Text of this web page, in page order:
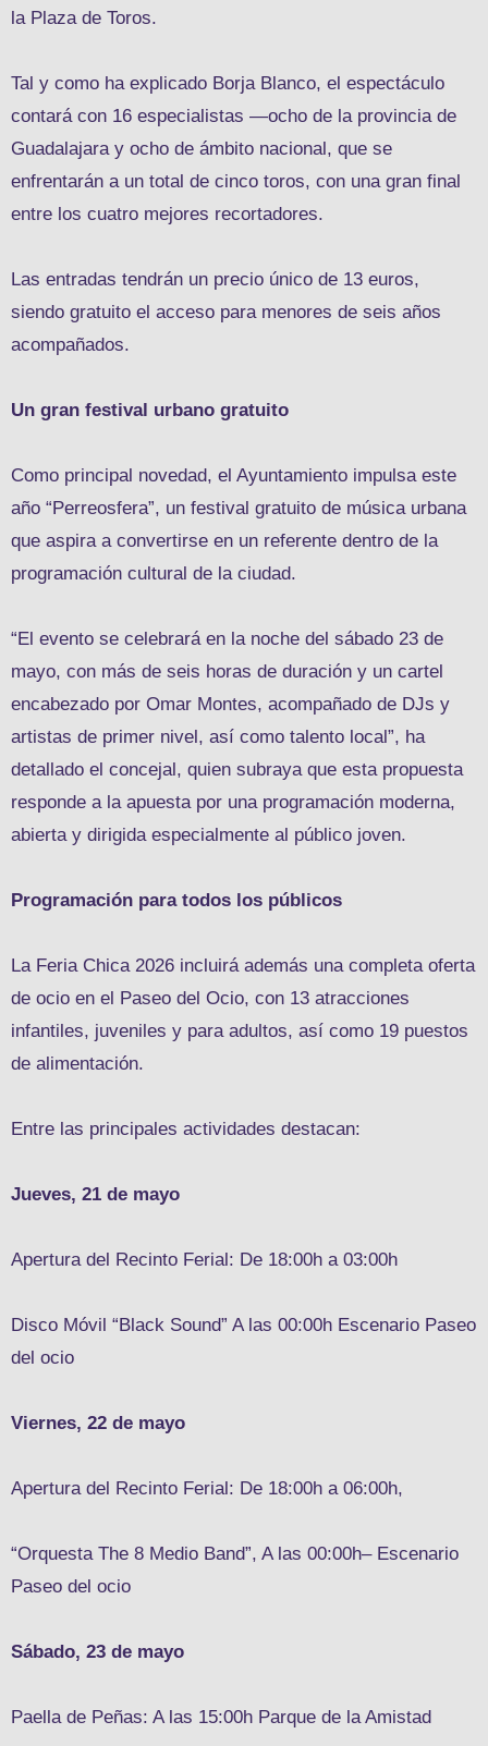
la Plaza de Toros.
Tal y como ha explicado Borja Blanco, el espectáculo
contará con 16 especialistas —ocho de la provincia de
Guadalajara y ocho de ámbito nacional, que se
enfrentarán a un total de cinco toros, con una gran final
entre los cuatro mejores recortadores.
Las entradas tendrán un precio único de 13 euros,
siendo gratuito el acceso para menores de seis años
acompañados.
Un gran festival urbano gratuito
Como principal novedad, el Ayuntamiento impulsa este
año “Perreosfera”, un festival gratuito de música urbana
que aspira a convertirse en un referente dentro de la
programación cultural de la ciudad.
“El evento se celebrará en la noche del sábado 23 de
mayo, con más de seis horas de duración y un cartel
encabezado por Omar Montes, acompañado de DJs y
artistas de primer nivel, así como talento local”, ha
detallado el concejal, quien subraya que esta propuesta
responde a la apuesta por una programación moderna,
abierta y dirigida especialmente al público joven.
Programación para todos los públicos
La Feria Chica 2026 incluirá además una completa oferta
de ocio en el Paseo del Ocio, con 13 atracciones
infantiles, juveniles y para adultos, así como 19 puestos
de alimentación.
Entre las principales actividades destacan:
Jueves, 21 de mayo
Apertura del Recinto Ferial: De 18:00h a 03:00h
Disco Móvil “Black Sound” A las 00:00h Escenario Paseo
del ocio
Viernes, 22 de mayo
Apertura del Recinto Ferial: De 18:00h a 06:00h,
“Orquesta The 8 Medio Band”, A las 00:00h– Escenario
Paseo del ocio
Sábado, 23 de mayo
Paella de Peñas: A las 15:00h Parque de la Amistad